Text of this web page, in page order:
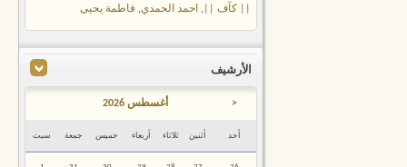
|| كآف || , احمد الحمدي, فاطمة يحيى
الأرشيف
< أغسطس 2026
أحد أثنين ثلاثاء أربعاء خميس جمعة سبت